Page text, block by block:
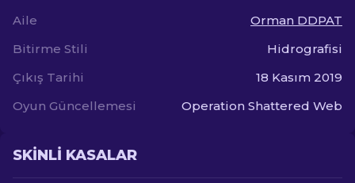
Aile
Orman DDPAT
Bitirme Stili
Hidrografisi
Çıkış Tarihi
18 Kasım 2019
Oyun Güncellemesi
Operation Shattered Web
SKINLI KASALAR